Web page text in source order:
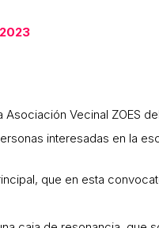
Vecinal ZOES
interesadas en la
que en esta